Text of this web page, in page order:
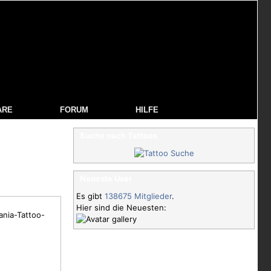
FORUM HILFE
Tattoo-
Es gibt 138675 Mitglieder.
Hier sind die Neuesten: